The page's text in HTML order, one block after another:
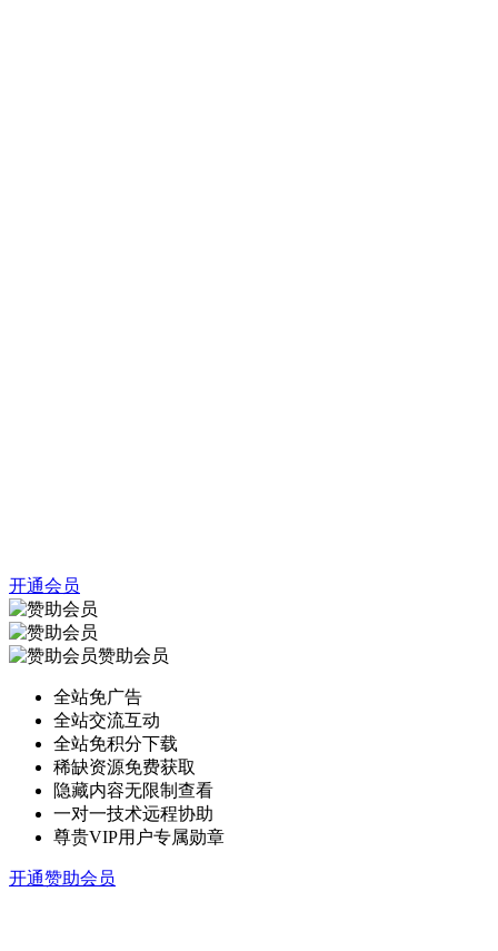
开通会员
赞助会员
全站免广告
全站交流互动
全站免积分下载
稀缺资源免费获取
隐藏内容无限制查看
一对一技术远程协助
尊贵VIP用户专属勋章
开通赞助会员